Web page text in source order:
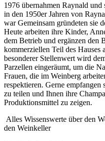
1976 übernahmen Raynald
in den 1950er Jahren von
war Gemeinsam gründeten sie
Heute arbeiten ihre Kinder,
dem Betrieb und ergänzen den
kommerziellen Teil des Hauses
besonderer Stellenwert wird
Parzellen eingeräumt, um die
Frauen, die im Weinberg
respektieren. Gerne
zu teilen und Ihnen ihre
Produktionsmittel zu zeigen.
Alles Wissenswerte über den
den Weinkeller